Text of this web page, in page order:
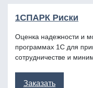
1СПАРК Риски
Оценка надежности и
программах 1С для
сотрудничестве и
Заказать